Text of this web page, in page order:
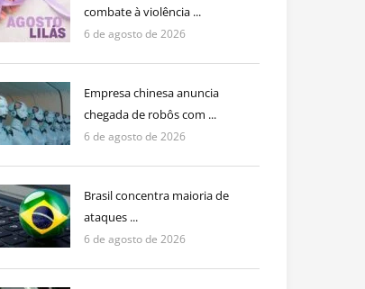
combate à violência ...
6 de agosto de 2026
Empresa chinesa anuncia
chegada de robôs com ...
6 de agosto de 2026
Brasil concentra maioria de
ataques ...
6 de agosto de 2026